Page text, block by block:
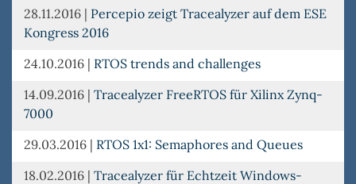
28.11.2016 | Percepio zeigt Tracealyzer auf dem ESE
Kongress 2016
24.10.2016 | RTOS trends and challenges
14.09.2016 | Tracealyzer FreeRTOS für Xilinx Zynq-
7000
29.03.2016 | RTOS 1x1: Semaphores and Queues
18.02.2016 | Tracealyzer für Echtzeit Windows-